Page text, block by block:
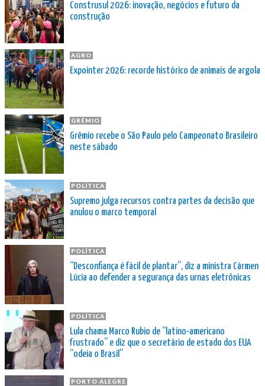
Construsul 2026: inovação, negócios e futuro da
construção
AGRO
Expointer 2026: recorde histórico de animais de argola
GRÊMIO
Grêmio recebe o São Paulo pelo Campeonato Brasileiro
neste sábado
POLÍTICA
Supremo julga recursos contra partes da decisão que
anulou o marco temporal
POLÍTICA
“Desconfiança é fácil de plantar”, diz a ministra Cármen
Lúcia ao defender a segurança das urnas eletrônicas
POLÍTICA
Lula chama Marco Rubio de “latino-americano
frustrado” e diz que o secretário de estado dos EUA
“odeia o Brasil”
PORTO ALEGRE